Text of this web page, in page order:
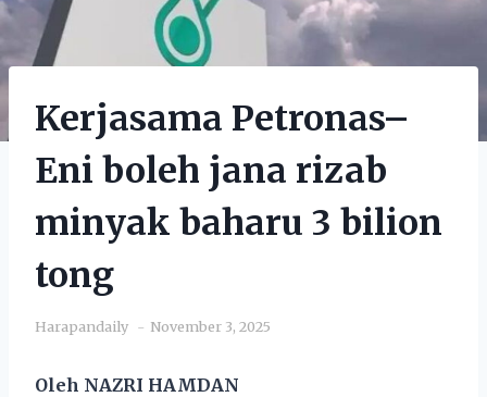
Kerjasama Petronas–
Eni boleh jana rizab
minyak baharu 3 bilion
tong
Harapandaily November 3, 2025
Oleh NAZRI HAMDAN